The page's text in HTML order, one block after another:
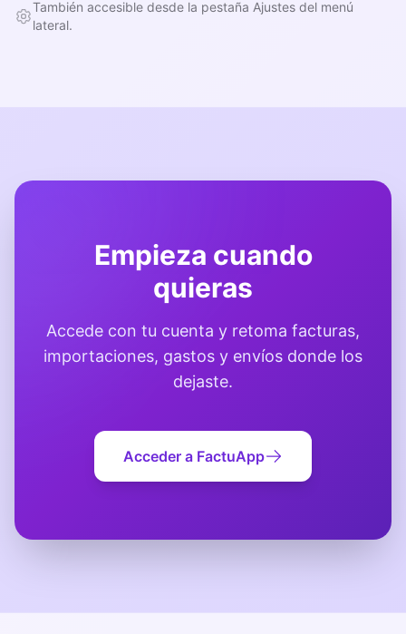
También accesible desde la pestaña Ajustes del menú
lateral.
Empieza cuando
quieras
Accede con tu cuenta y retoma facturas,
importaciones, gastos y envíos donde los
dejaste.
Acceder a FactuApp